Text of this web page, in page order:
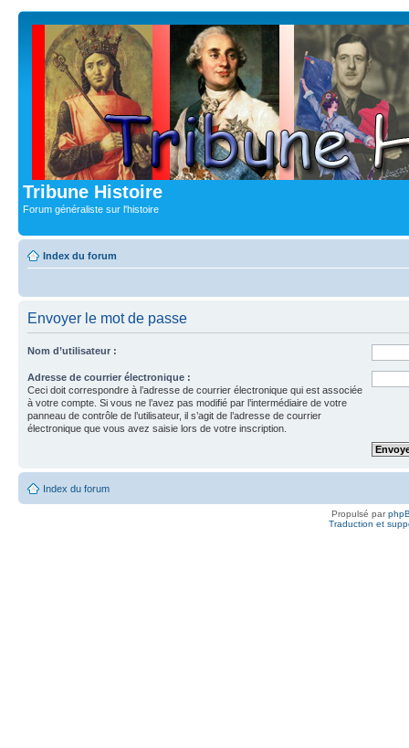
Tribune Histoire
Forum généraliste sur l'histoire
Index du forum
Envoyer le mot de passe
Nom d’utilisateur :
Adresse de courrier électronique :
Ceci doit correspondre à l’adresse de courrier électronique qui est associée
à votre compte. Si vous ne l’avez pas modifié par l’intermédiaire de votre
panneau de contrôle de l’utilisateur, il s’agit de l’adresse de courrier
électronique que vous avez saisie lors de votre inscription.
Index du forum
Propulsé par
Traduction et